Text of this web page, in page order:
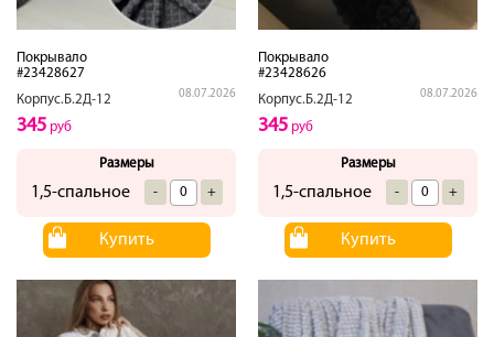
Покрывало
#23428627
Корпус.Б.2Д-12
08.07.2026
345 руб
Размеры
1,5-спальное - +
Купить
Покрывало
#23428626
Корпус.Б.2Д-12
08.07.2026
345 руб
Размеры
1,5-спальное - +
Купить